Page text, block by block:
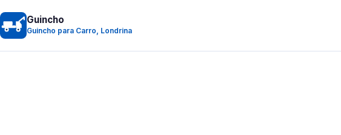
Guincho
Guincho para Carro, Londrina